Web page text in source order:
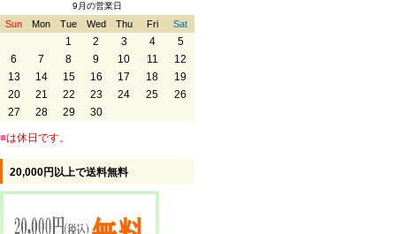
9月の営業日
Sun Mon Tue Wed Thu Fri Sat
1 2 3 4
5
6
7 8 9 10 11
12
13
14 15 16 17 18
19
20
21 22 23 24 25
26
27
28 29 30
■は休日です。
20,000円以上で送料無料